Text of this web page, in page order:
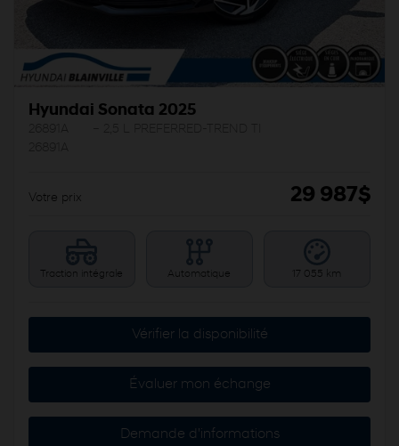
Hyundai Sonata 2025
Votre prix 29 987$
Traction intégrale Automatique 17 055 km
Vérifier la disponibilité
Évaluer mon échange
Demande d'informations